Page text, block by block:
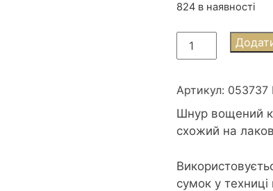
824 в наявності
Шнур
вощений
2,5мм
100г/57м
капучино
пасмо
Артикул: 053737
Шнур вощений
схожий на
сумок у